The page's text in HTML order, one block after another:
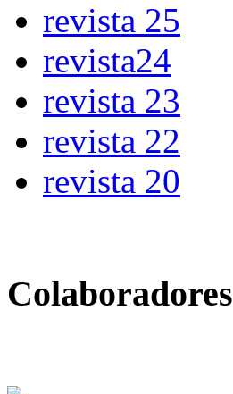
revista 25
revista24
revista 23
revista 22
revista 20
Colaboradores